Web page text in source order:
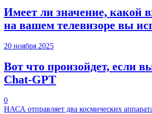
Имеет ли значение, какой
на вашем телевизоре вы
20 ноября 2025
Вот что произойдет, если
Chаt-GPT
0
НАСА отправляет два космических